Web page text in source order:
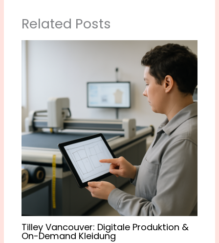
Related Posts
Tilley Vancouver: Digitale Produktion &
On-Demand Kleidung